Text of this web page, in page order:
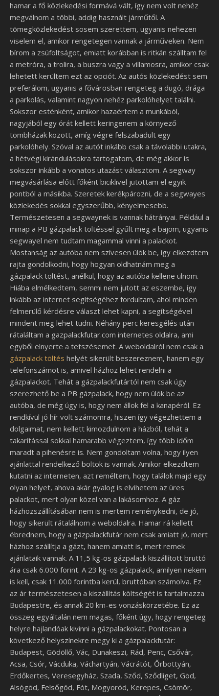
hamar a fő közlekedési formává vált, így nem volt nehéz
megválnom a többi, addig használt járműtől. A
tömegközlekedést sosem szerettem, ugyanis nehezen
viselem el, amikor rengetegen vannak a járműveken. Nem
bírom a zsúfoltságot, emiatt korábban is ritkán szálltam fel
a metróra, a trolira, a buszra vagy a villamosra, amikor csak
lehetett kerültem ezt az opciót. Az autós közlekedést sem
preferálom, ugyanis a fővárosban rengeteg a dugó, drága
a parkolás, valamint nagyon nehéz parkolóhelyet találni.
Sokszor esténként, amikor hazaértem a munkából,
nagyjából egy órát kellett keringenem a környező
tömbházak között, amíg végre felszabadult egy
parkolóhely. Szóval az autót inkább csak a távolabbi utakra,
a hétvégi kirándulásokra tartogatom, de még akkor is
sokszor inkább a vonatos utazást választom. A segway
megvásárlása előtt főként biciklivel jutottam el egyik
pontból a másikba. Szeretek kerékpározni, de a segwayes
közlekedés sokkal egyszerűbb, kényelmesebb.
Természetesen a segwaynek is vannak hátrányai. Például a
minap a PB gázpalack töltéssel gyűlt meg a bajom, ugyanis
segwayel nem tudtam magammal vinni a palackot.
Mostanság az autóba nem szívesen ülök be, így elkezdtem
rajta gondolkodni, hogy hogyan oldhatnám meg a
gázpalack töltést, anélkül, hogy az autóba kellene ülnöm.
Hiába elmélkedtem, semmi nem jutott az eszembe, így
inkább az internet segítségéhez fordultam, ahol minden
felmerülő kérdésre választ lehet kapni, a segítségével
mindent meg lehet tudni. Néhány perc keresgélés után
rátaláltam a gazpalackfutar.com internetes oldalra, ami
egyből elnyerte a tetszésemet. A weboldalról nem csak a
gázpalack töltés helyét sikerült beszereznem, hanem egy
telefonszámot is, amivel házhoz lehet rendelni a
gázpalackot. Tehát a gázpalackfutártól nem csak úgy
szerezhető be a PB gázpalack, hogy nem ülök be az
autóba, de még úgy is, hogy nem állok fel a kanapéról. Ez
rendkívül jó hír volt számomra, hiszen így végezhettem a
dolgaimat, nem kellett kimozdulnom a házból, tehát a
takarítással sokkal hamarabb végeztem, így több időm
maradt a pihenésre is. Nem gondoltam volna, hogy ilyen
ajánlattal rendelkező boltok is vannak. Amikor elkezdtem
kutatni az interneten, azt reméltem, hogy találok majd egy
olyan helyet, ahova akár gyalog is elvihetem az üres
palackot, mert olyan közel van a lakásomhoz. A gáz
házhozszállításában nem is mertem reménykedni, de jó,
hogy sikerült rátalálnom a weboldalra. Hamar rá kellett
ébrednem, hogy a gázpalackfutár nem csak amiatt jó, mert
házhoz szállítja a gázt, hanem amiatt is, mert remek
ajánlataik vannak. A 11,5 kg-os gázpalack kiszállított bruttó
ára csak 6.000 forint. A 23 kg-os gázpalack, amilyen nekem
is kell, csak 11.000 forintba kerül, bruttóban számolva. Ez
az ár természetesen a kiszállítás költségét is tartalmazza
Budapestre, és annak 20 km-es vonzáskörzetébe. Ez az
összeg egyáltalán nem magas, főként úgy, hogy rengeteg
helyre hajlandóak kivinni a gázpalackokat. Pontosan a
következő helyszínekre megy ki a gázpalackfutár:
Budapest, Gödöllő, Vác, Dunakeszi, Rád, Penc, Csővár,
Acsa, Csór, Vácduka, Váchartyán, Vácrátót, Őrbottyán,
Erdőkertes, Veresegyház, Szada, Sződ, Sződliget, Göd,
Alsógöd, Felsőgöd, Fót, Mogyoród, Kerepes, Csömör,